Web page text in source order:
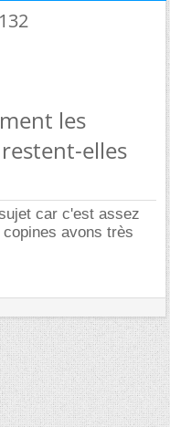
les
elles
car c'est assez
avons très